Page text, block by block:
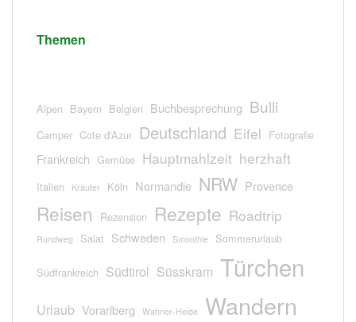
Themen
Alpen Bayern Belgien Buchbesprechung Bulli
Camper Cote d'Azur Deutschland Eifel Fotografie
Frankreich Gemüse Hauptmahlzeit herzhaft
Italien Kräuter Köln Normandie NRW Provence
Reisen Rezension Rezepte Roadtrip
Rundweg Salat Schweden Smoothie Sommerurlaub
Südfrankreich Südtirol Süsskram Türchen
Urlaub Vorarlberg Wahner-Heide Wandern